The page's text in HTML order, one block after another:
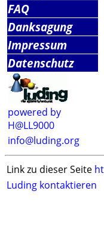
FAQ
Danksagung
Impressum
Datenschutz
powered by
H@LL9000
info@luding.org
Link zu dieser Seite
Luding kontaktieren